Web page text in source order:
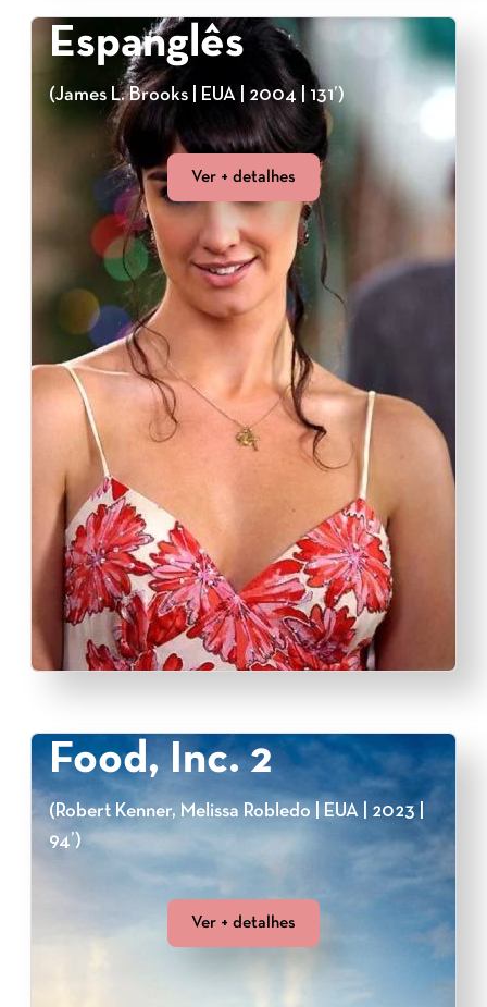
Espanglês
(James L. Brooks | EUA | 2004 | 131’)
Ver + detalhes
Food, Inc. 2
(Robert Kenner, Melissa Robledo | EUA | 2023 |
94’)
Ver + detalhes